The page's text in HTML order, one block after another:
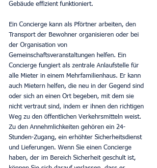
Gebäude effizient funktioniert.
Ein Concierge kann als Pförtner arbeiten, den
Transport der Bewohner organisieren oder bei
der Organisation von
Gemeinschaftsveranstaltungen helfen. Ein
Concierge fungiert als zentrale Anlaufstelle für
alle Mieter in einem Mehrfamilienhaus. Er kann
auch Mietern helfen, die neu in der Gegend sind
oder sich an einen Ort begeben, mit dem sie
nicht vertraut sind, indem er ihnen den richtigen
Weg zu den öffentlichen Verkehrsmitteln weist.
Zu den Annehmlichkeiten gehören ein 24-
Stunden-Zugang, ein erhöhter Sicherheitsdienst
und Lieferungen. Wenn Sie einen Concierge
haben, der im Bereich Sicherheit geschult ist,